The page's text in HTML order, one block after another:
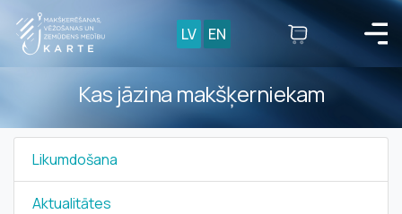
LV EN
Kas jāzina makšķerniekam
Likumdošana
Aktualitātes